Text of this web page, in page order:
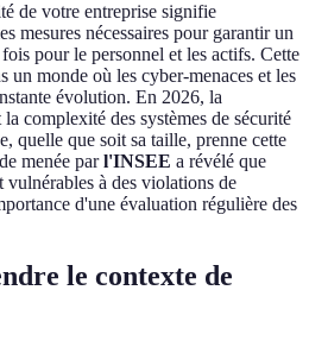
de votre entreprise signifie
mesures nécessaires pour garantir un
pour le personnel et les actifs. Cette
un monde où les cyber-menaces et les
évolution. En 2026, la
complexité des systèmes de sécurité
quelle que soit sa taille, prenne cette
menée parl'INSEE a révélé que
vulnérables à des violations de
d'une évaluation régulière des
le contexte de